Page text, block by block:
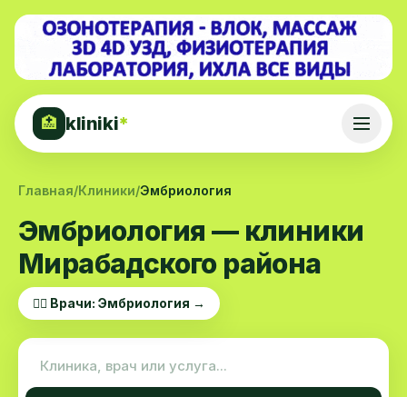
🏥 kliniki*
Главная/Клиники/Эмбриология
Эмбриология — клиники
Мирабадского района
👨‍⚕️ Врачи: Эмбриология →